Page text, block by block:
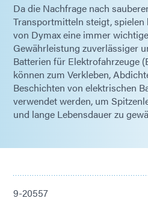
Da die Nachfrage nach
Transportmitteln steigt,
von Dymax eine immer
Gewährleistung zuverlässiger
Batterien für Elektrofahrzeuge
können zum Verkleben,
Beschichten von elektrischen
verwendet werden, um
und lange Lebensdauer zu
9-20557